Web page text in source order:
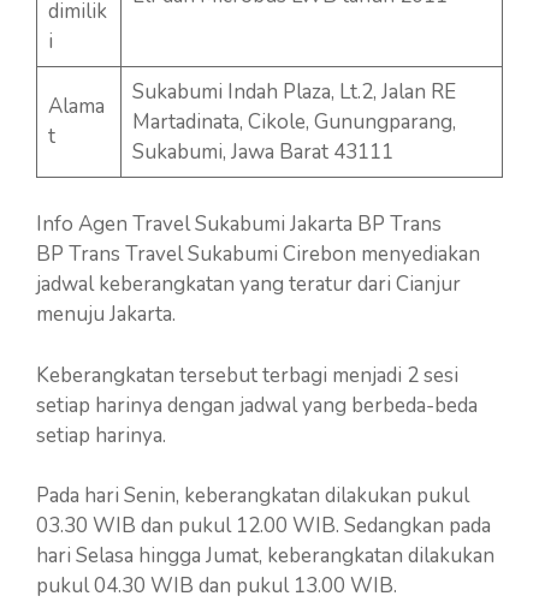
dimilik
i
Alama
t
Sukabumi Indah Plaza, Lt.2, Jalan RE
Martadinata, Cikole, Gunungparang,
Sukabumi, Jawa Barat 43111
Info Agen Travel Sukabumi Jakarta BP Trans
BP Trans Travel Sukabumi Cirebon menyediakan
jadwal keberangkatan yang teratur dari Cianjur
menuju Jakarta.
Keberangkatan tersebut terbagi menjadi 2 sesi
setiap harinya dengan jadwal yang berbeda-beda
setiap harinya.
Pada hari Senin, keberangkatan dilakukan pukul
03.30 WIB dan pukul 12.00 WIB. Sedangkan pada
hari Selasa hingga Jumat, keberangkatan dilakukan
pukul 04.30 WIB dan pukul 13.00 WIB.